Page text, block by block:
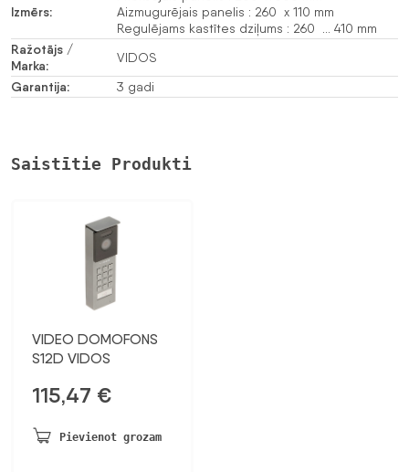
Izmērs:
Aizmugurējais panelis : 260 x 110 mm
Regulējams kastītes dziļums : 260 … 410 mm
Ražotājs /
Marka:
VIDOS
Garantija: 3 gadi
Saistītie Produkti
VIDEO DOMOFONS
S12D VIDOS
115,47 €
Pievienot grozam